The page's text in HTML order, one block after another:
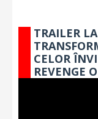
TRAILER
CELOR
REVENGE